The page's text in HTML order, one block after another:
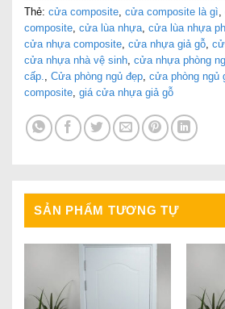
Thẻ: cửa composite cửa composite là gì
composite cửa lùa nhựa cửa lùa nhựa
cửa nhựa composite cửa nhựa giả gỗ
cửa nhựa nhà vệ sinh cửa nhựa phòng
cấp.
Cửa phòng ngủ đẹp cửa phòng ngủ
composite giá cửa nhựa giả gỗ
SẢN PHẨM TƯƠNG TỰ